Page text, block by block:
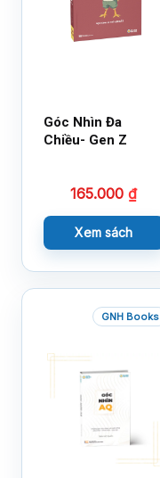
Góc Nhìn Đa
Chiều- Gen Z
165.000₫
Xem sách
GNH Books